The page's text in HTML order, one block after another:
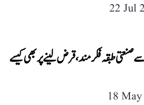
22 Jul
طبقہ فکرمند، قرض لینے پر بھی کیسے
18